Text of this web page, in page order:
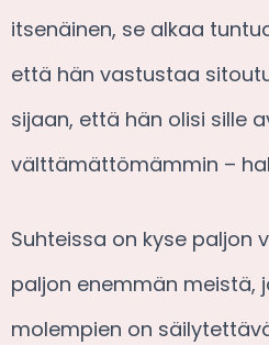
itsenäinen, se alkaa
että hän vastustaa
sijaan, että hän olisi sille
välttämättömämmin –
Suhteissa on kyse paljon
paljon enemmän meistä,
molempien on